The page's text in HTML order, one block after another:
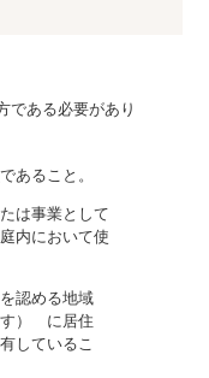
である必要があり
あること。
は事業として
内において使
認める地域
す） に居住
しているこ